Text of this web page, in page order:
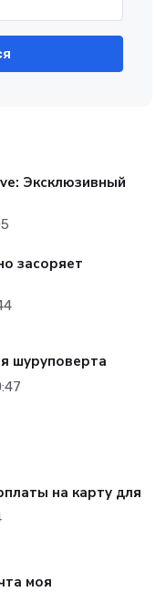
Эксклюзивный
засоряет
шуруповерта
на карту для
моя